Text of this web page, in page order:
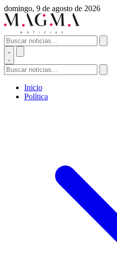
domingo, 9 de agosto de 2026
Inicio
Política